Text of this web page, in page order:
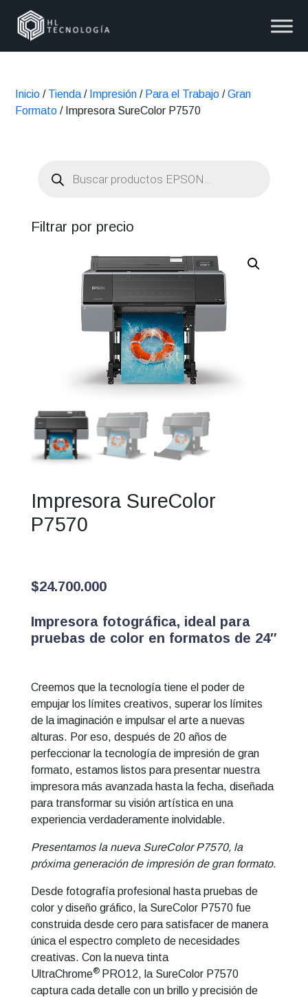
Inicio / Tienda / Impresión / Para el Trabajo /Gran
Formato / Impresora SureColor P7570
productos
Filtrar por precio
Impresora SureColor
P7570
$24.700.000
Impresora fotográfica, ideal para
pruebas de color en formatos de 24″
Creemos que la tecnología tiene el poder de
empujar los límites creativos, superar los límites
de la imaginación e impulsar el arte a nuevas
alturas. Por eso, después de 20 años de
perfeccionar la tecnología de impresión de gran
formato, estamos listos para presentar nuestra
impresora más avanzada hasta la fecha, diseñada
para transformar su visión artística en una
experiencia verdaderamente inolvidable.
Presentamos la nueva SureColor P7570, la
próxima generación de impresión de gran formato.
Desde fotografía profesional hasta pruebas de
color y diseño gráfico, la SureColor P7570 fue
construida desde cero para satisfacer de manera
única el espectro completo de necesidades
creativas. Con la nueva tinta
UltraChrome® PRO12, la SureColor P7570
captura cada detalle con un brillo y precisión de